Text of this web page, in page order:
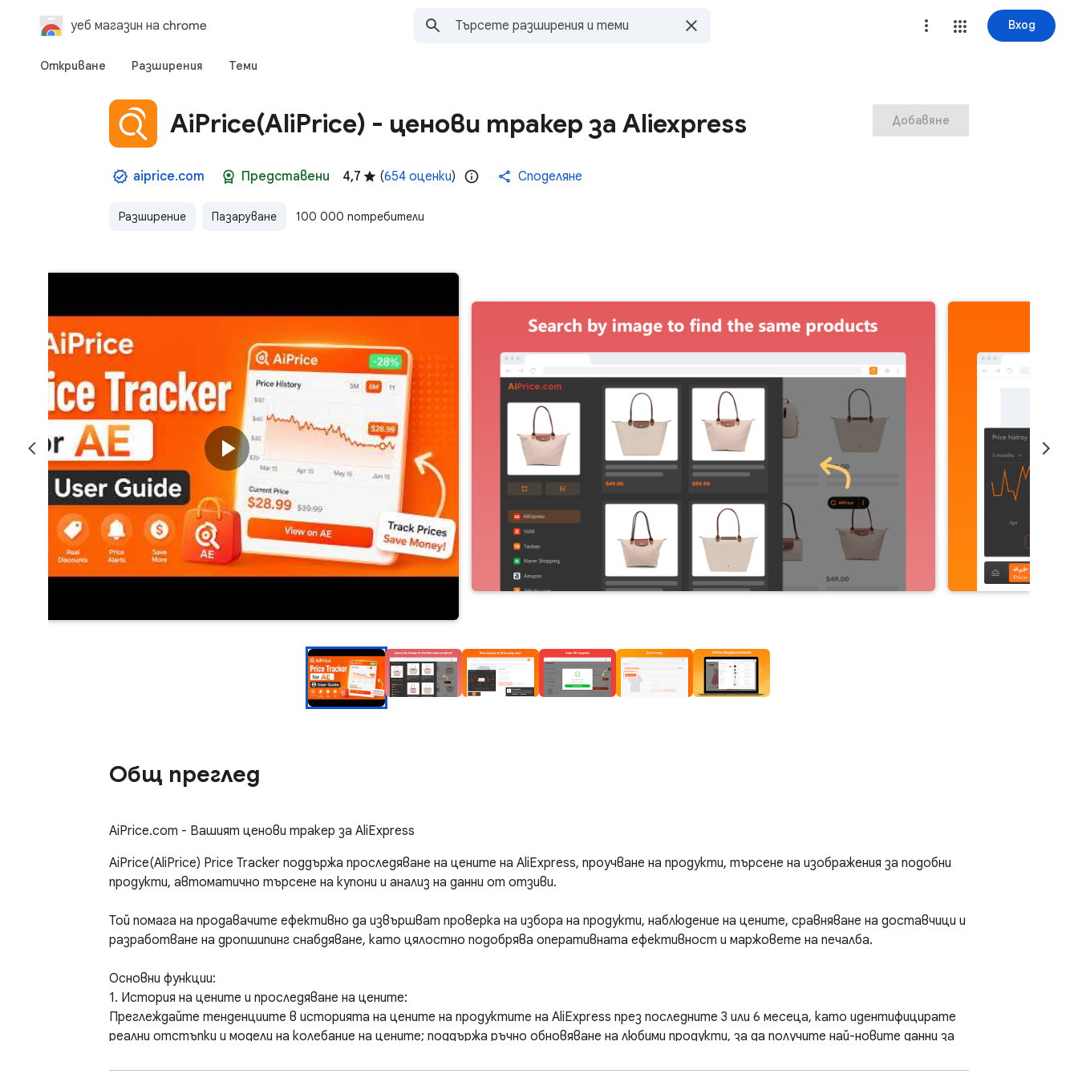
уеб магазин на chrome Вход
Откриване Разширения Теми
AiPrice(AliPrice) - ценови тракер за Aliexpress
aiprice.com Представени 4,7 (654 оценки) Споделяне
Разширение Пазаруване 100 000 потребители
Добавяне
Общ преглед
AiPrice.com - Вашият ценови тракер за AliExpress
AiPrice(AliPrice) Price Tracker поддържа проследяване на цените на AliExpress, проучване на продукти, търсене на изображения за подобни
продукти, автоматично търсене на купони и анализ на данни от отзиви.
Той помага на продавачите ефективно да извършват проверка на избора на продукти, наблюдение на цените, сравняване на доставчици и
разработване на дропшипинг снабдяване, като цялостно подобрява оперативната ефективност и маржовете на печалба.
Основни функции:
1. История на цените и проследяване на цените:
Преглеждайте тенденциите в историята на цените на продуктите на AliExpress през последните 3 или 6 месеца, като идентифицирате
реални отстъпки и модели на колебание на цените; поддържа ръчно обновяване на любими продукти, за да получите най-новите данни за
намаляват.